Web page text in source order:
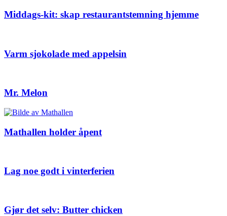
Middags-kit: skap restaurantstemning hjemme
Varm sjokolade med appelsin
Mr. Melon
Mathallen holder åpent
Lag noe godt i vinterferien
Gjør det selv: Butter chicken